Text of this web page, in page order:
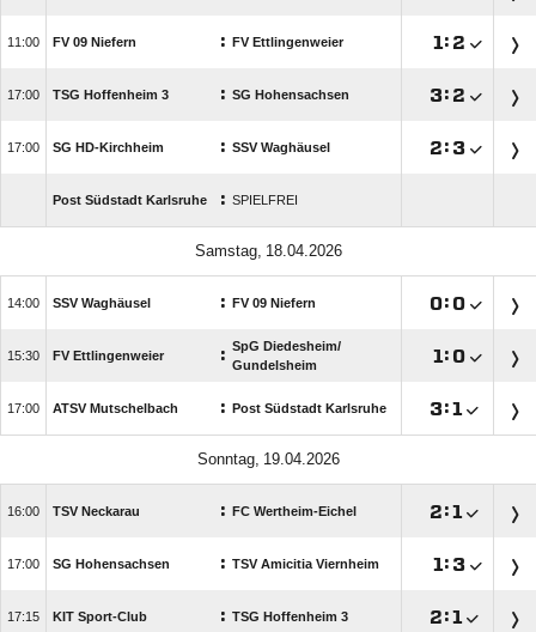
 FV 09 Niefern : FV Ettlingenweier  : 
 TSG Hoffenheim 3 : SG Hohensachsen : 
 SG HD-Kirchheim : SSV Waghäusel : 
Post Südstadt Karlsruhe : SPIELFREI
 
 SSV Waghäusel : FV 09 Niefern : 
 FV Ettlingenweier : SpG Diedesheim/​
Gundelsheim
 : 
 ATSV Mutschelbach : Post Südstadt Karlsruhe :
 
 TSV Neckarau : FC Wertheim-Eichel :
 SG Hohensachsen : TSV Amicitia Viernheim  : 
 KIT Sport-Club : TSG Hoffenheim 3 :